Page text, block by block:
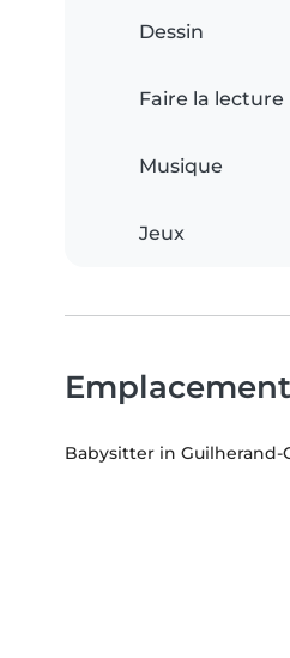
Dessin
Faire la lecture
Musique
Jeux
Emplacement
Babysitter in Guilherand-